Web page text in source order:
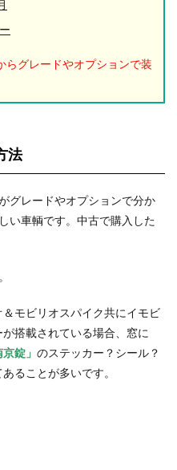
グレードやオプションで装
法
グレードやオプションで分か
い車輌です。中古で購入した
＆モビリオスパイク共にイモビ
が搭載されている場合、窓に
京錠」 のステッカー？シール？
ることが多いです。